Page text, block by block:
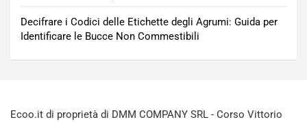
Decifrare i Codici delle Etichette degli Agrumi: Guida per
Identificare le Bucce Non Commestibili
Ecoo.it di proprietà di DMM COMPANY SRL - Corso Vittorio